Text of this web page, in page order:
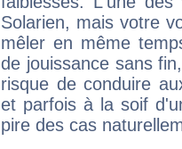
Solarien, mais votre
mêler en même
de jouissance sans
risque de conduire
et parfois à la soif
pire des cas